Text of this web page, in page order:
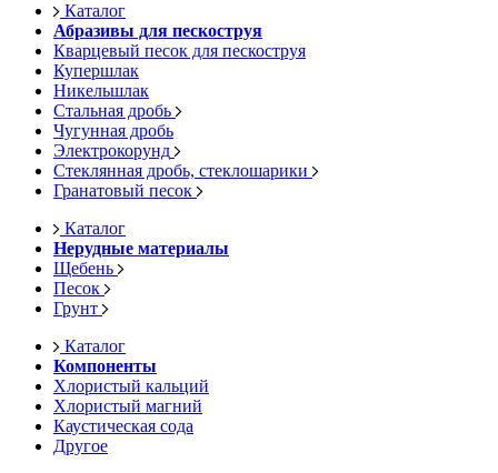
Каталог
Абразивы для пескоструя
Кварцевый песок для пескоструя
Купершлак
Никельшлак
Стальная дробь
Чугунная дробь
Электрокорунд
Стеклянная дробь, стеклошарики
Гранатовый песок
Каталог
Нерудные материалы
Щебень
Песок
Грунт
Каталог
Компоненты
Хлористый кальций
Хлористый магний
Каустическая сода
Другое